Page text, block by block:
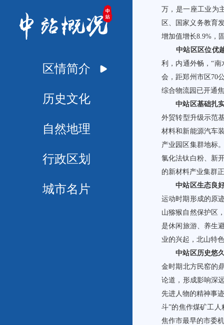
区情简介
历史文化
自然地理
行政区划
城市名片
万，是一座工业为
区、国家义务教育
增加值增长8.9%，
中站区区位优越
利，内通外畅，“
会，距郑州市区70
综合物流园已开通
中站区基础扎实
外贸转型升级示范
材料和新能源汽车
产业园区集群地标
氯化法钛白粉、新
的新材料产业集群
中站区生态良好
运动时期形成的原
山猕猴自然保护区
是休闲旅游、养生
业的兴起，北山特
中站区历史悠久
金时期北方民窑的
论道，形成影响深
先进人物的精神事
斗”的焦作煤矿工人
焦作市最早的市委